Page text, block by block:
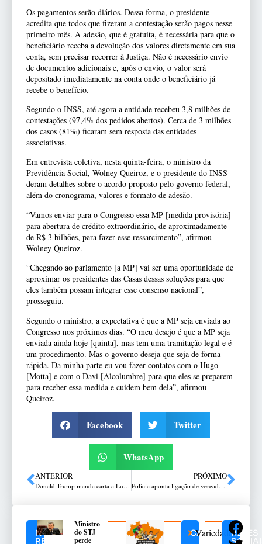
Os pagamentos serão diários. Dessa forma, o presidente
acredita que todos que fizeram a contestação serão pagos nesse
primeiro mês. A adesão, que é gratuita, é necessária para que o
beneficiário receba a devolução dos valores diretamente em sua
conta, sem precisar recorrer à Justiça. Não é necessário envio
de documentos adicionais e, após o envio, o valor será
depositado imediatamente na conta onde o beneficiário já
recebe o benefício.
Segundo o INSS, até agora a entidade recebeu 3,8 milhões de
contestações (97,4% dos pedidos abertos). Cerca de 3 milhões
dos casos (81%) ficaram sem resposta das entidades
associativas.
Em entrevista coletiva, nesta quinta-feira, o ministro da
Previdência Social, Wolney Queiroz, e o presidente do INSS
deram detalhes sobre o acordo proposto pelo governo federal,
além do cronograma, valores e formato de adesão.
“Vamos enviar para o Congresso essa MP [medida provisória]
para abertura de crédito extraordinário, de aproximadamente
de R$ 3 bilhões, para fazer esse ressarcimento”, afirmou
Wolney Queiroz.
“Chegando ao parlamento [a MP] vai ser uma oportunidade de
aproximar os presidentes das Casas dessas soluções para que
eles também possam integrar esse consenso nacional”,
prosseguiu.
Segundo o ministro, a expectativa é que a MP seja enviada ao
Congresso nos próximos dias. “O meu desejo é que a MP seja
enviada ainda hoje [quinta], mas tem uma tramitação legal e é
um procedimento. Mas o governo deseja que seja de forma
rápida. Da minha parte eu vou fazer contatos com o Hugo
[Motta] e com o Davi [Alcolumbre] para que eles se preparem
para receber essa medida e cuidem bem dela”, afirmou
Queiroz.
Facebook Twitter
WhatsApp
ANTERIOR
Donald Trump manda carta a Lula e anuncia tarifa de 50% sobre produtos brasileiros
PRÓXIMO
Polícia aponta ligação de vereadora (PT) morta no RS com facção criminosa
NOTÍCIAS
RELACIONADAS
Ministro
do STJ
perde
CATEGORIAS
VariedadesREDES